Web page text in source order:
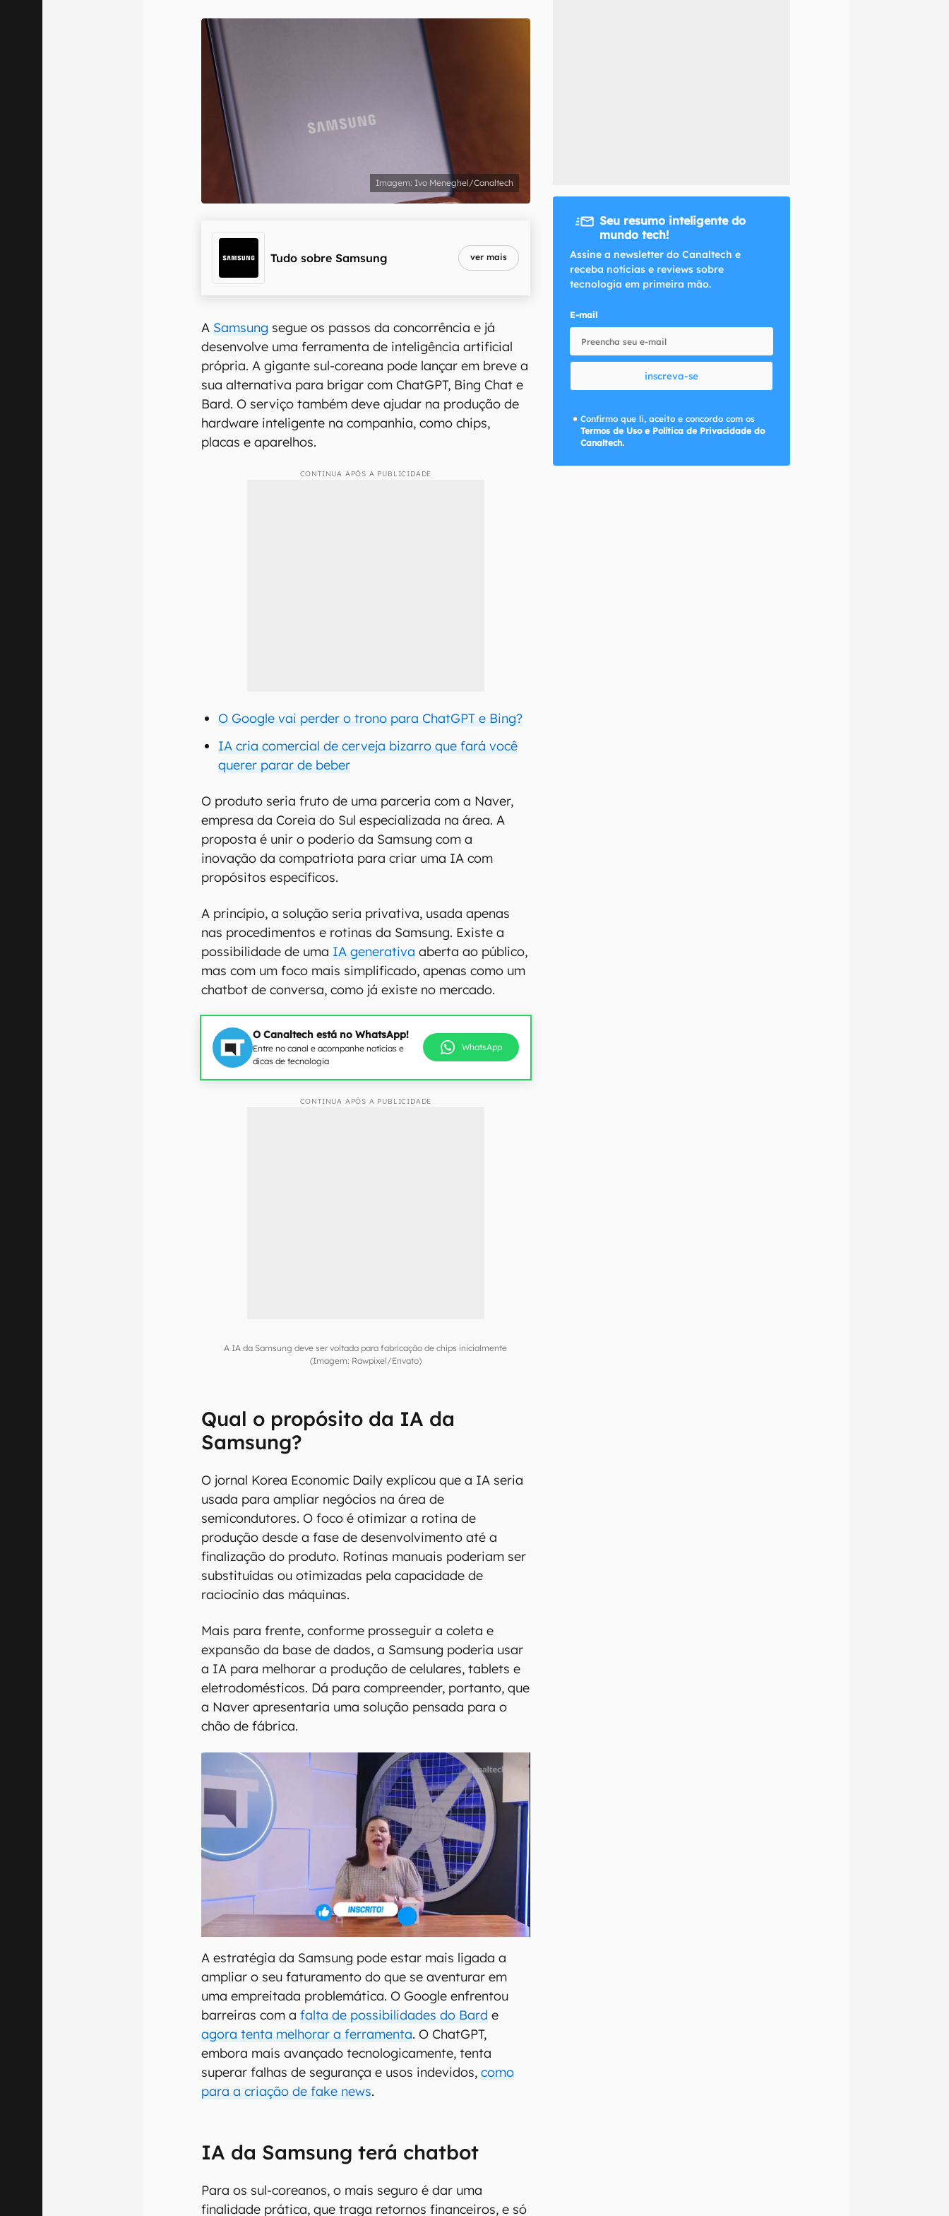
Termos de Uso e Política de Privacidade do Canaltech.
Ivo Meneghel/Canaltech
Tudo sobre Samsung ver mais
A Samsung segue os passos da concorrência e já
desenvolve uma ferramenta de inteligência artificial
própria. A gigante sul-coreana pode lançar em breve a
sua alternativa para brigar com ChatGPT, Bing Chat e
Bard. O serviço também deve ajudar na produção de
hardware inteligente na companhia, como chips,
placas e aparelhos.
CONTINUA APÓS A PUBLICIDADE
O Google vai perder o trono para ChatGPT e Bing?
IA cria comercial de cerveja bizarro que fará você
querer parar de beber
O produto seria fruto de uma parceria com a Naver,
empresa da Coreia do Sul especializada na área. A
proposta é unir o poderio da Samsung com a
inovação da compatriota para criar uma IA com
propósitos específicos.
A princípio, a solução seria privativa, usada apenas
nas procedimentos e rotinas da Samsung. Existe a
possibilidade de uma IA generativa aberta ao público,
mas com um foco mais simplificado, apenas como um
chatbot de conversa, como já existe no mercado.
O Canaltech está no WhatsApp!
Entre no canal e acompanhe notícias e
dicas de tecnologia
WhatsApp
CONTINUA APÓS A PUBLICIDADE
A IA da Samsung deve ser voltada para fabricação de chips inicialmente
(Imagem: Rawpixel/Envato)
Qual o propósito da IA da
Samsung?
O jornal Korea Economic Daily explicou que a IA seria
usada para ampliar negócios na área de
semicondutores. O foco é otimizar a rotina de
produção desde a fase de desenvolvimento até a
finalização do produto. Rotinas manuais poderiam ser
substituídas ou otimizadas pela capacidade de
raciocínio das máquinas.
Mais para frente, conforme prosseguir a coleta e
expansão da base de dados, a Samsung poderia usar
a IA para melhorar a produção de celulares, tablets e
eletrodomésticos. Dá para compreender, portanto, que
a Naver apresentaria uma solução pensada para o
chão de fábrica.
A estratégia da Samsung pode estar mais ligada a
ampliar o seu faturamento do que se aventurar em
uma empreitada problemática. O Google enfrentou
barreiras com afalta de possibilidades do Bard e
agora tenta melhorar a ferramenta. O ChatGPT,
embora mais avançado tecnologicamente, tenta
superar falhas de segurança e usos indevidos,como
para a criação de fake news.
IA da Samsung terá chatbot
Para os sul-coreanos, o mais seguro é dar uma
finalidade prática, que traga retornos financeiros, e só
Seu resumo inteligente do
mundo tech!
Assine a newsletter do Canaltech e
receba notícias e reviews sobre
tecnologia em primeira mão.
E-mail
inscreva-se
Confirmo que li, aceito e concordo com os
Termos de Uso e Política de Privacidade do
Canaltech.